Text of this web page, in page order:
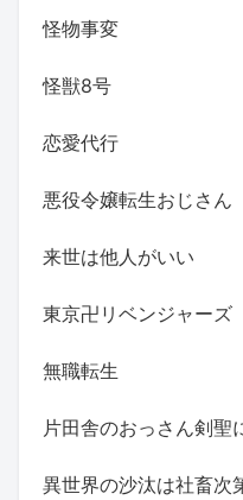
怪物事変
怪獣8号
恋愛代行
悪役令嬢転生おじさん
来世は他人がいい
東京卍リベンジャーズ
無職転生
片田舎のおっさん剣聖
異世界の沙汰は社畜次